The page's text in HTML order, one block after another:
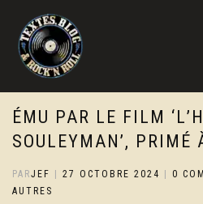
ÉMU PAR LE FILM
SOULEYMAN’, PRIMÉ
PARJEF 27 OCTOBRE 2024 0
AUTRES